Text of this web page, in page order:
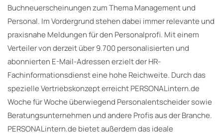
Buchneuerscheinungen zum Thema Management und
Personal. Im Vordergrund stehen dabei immer relevante und
praxisnahe Meldungen für den Personalprofi. Mit einem
Verteiler von derzeit über 9.700 personalisierten und
abonnierten E-Mail-Adressen erzielt der HR-
Fachinformationsdienst eine hohe Reichweite. Durch das
spezielle Vertriebskonzept erreicht PERSONALintern.de
Woche für Woche überwiegend Personalentscheider sowie
Beratungsunternehmen und andere Profis aus der Branche.
PERSONALintern.de bietet außerdem das ideale